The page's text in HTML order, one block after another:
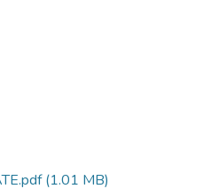
(1.01 MB)